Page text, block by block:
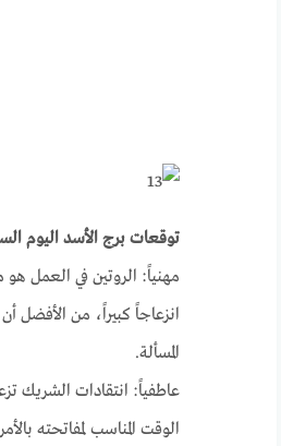
توقعات برج الأسد اليوم السبت 16-
مهنياً: الروتين في العمل
انزعاجاً كبيراً، من الأفضل
المسألة.
عاطفياً: انتقادات الشريك
الوقت المناسب لمفاتحته